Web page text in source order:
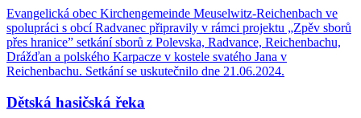
Evangelická obec Kirchengemeinde Meuselwitz-Reichenbach ve
spolupráci s obcí Radvanec připravily v rámci projektu „Zpěv sborů
přes hranice” setkání sborů z Polevska, Radvance, Reichenbachu,
Drážďan a polského Karpacze v kostele svatého Jana v
Reichenbachu. Setkání se uskutečnilo dne 21.06.2024.
Dětská hasičská řeka